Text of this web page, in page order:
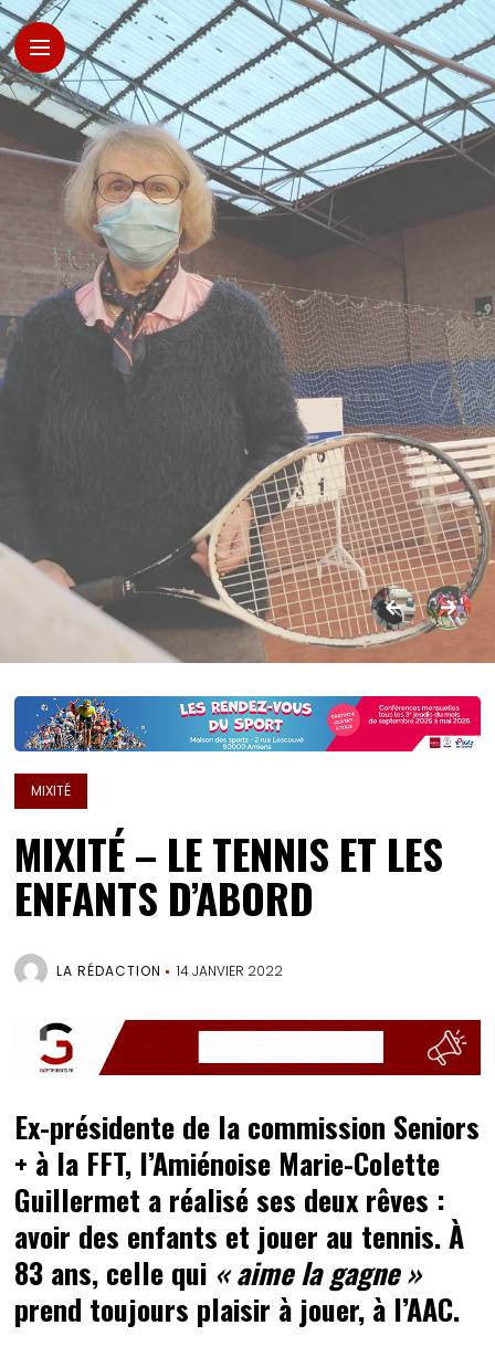
MIXITÉ
MIXITÉ – LE TENNIS ET LES
ENFANTS D’ABORD
LA RÉDACTION 14 JANVIER 2022
Ex-présidente de la commission Seniors
+ à la FFT, l’Amiénoise Marie-Colette
Guillermet a réalisé ses deux rêves :
avoir des enfants et jouer au tennis. À
83 ans, celle qui « aime la gagne »
prend toujours plaisir à jouer, à l’AAC.